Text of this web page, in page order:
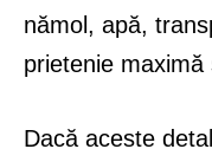
nămol, apă,
prietenie maximă
Dacă aceste